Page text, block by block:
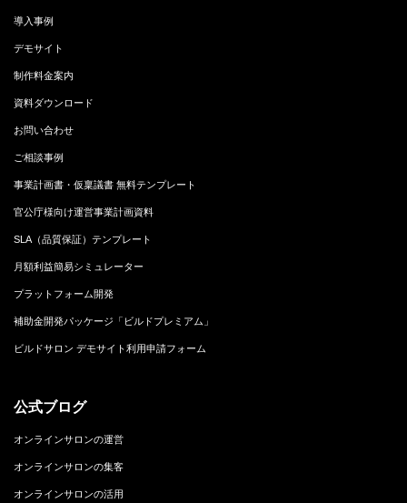
導入事例
デモサイト
制作料金案内
資料ダウンロード
お問い合わせ
ご相談事例
事業計画書・仮稟議書 無料テンプレート
官公庁様向け運営事業計画資料
SLA（品質保証）テンプレート
月額利益簡易シミュレーター
プラットフォーム開発
補助金開発パッケージ「ビルドプレミアム」
ビルドサロン デモサイト利用申請フォーム
公式ブログ
オンラインサロンの運営
オンラインサロンの集客
オンラインサロンの活用